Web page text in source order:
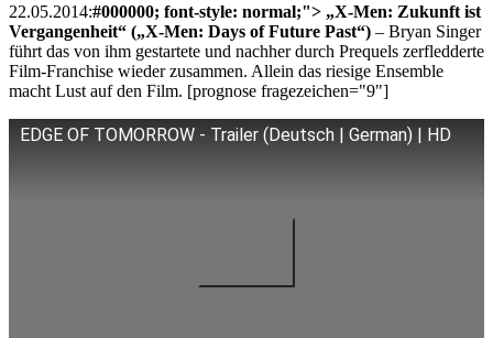
22.05.2014:#000000; font-style: normal;"> „X-Men: Zukunft ist
Vergangenheit“ („X-Men: Days of Future Past“) – Bryan Singer
führt das von ihm gestartete und nachher durch Prequels zerfledderte
Film-Franchise wieder zusammen. Allein das riesige Ensemble
macht Lust auf den Film. [prognose fragezeichen="9"]
EDGE OF TOMORROW - Trailer (Deutsch | German) | HD